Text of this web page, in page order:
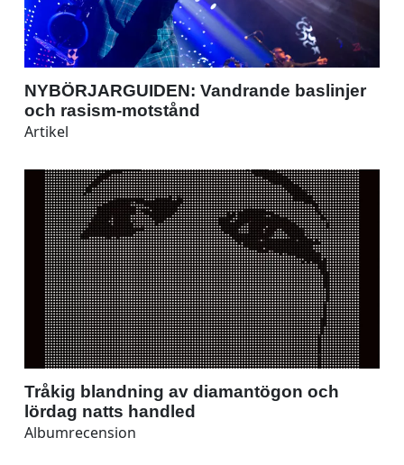
NYBÖRJARGUIDEN: Vandrande baslinjer
och rasism-motstånd
Artikel
Tråkig blandning av diamantögon och
lördag natts handled
Albumrecension